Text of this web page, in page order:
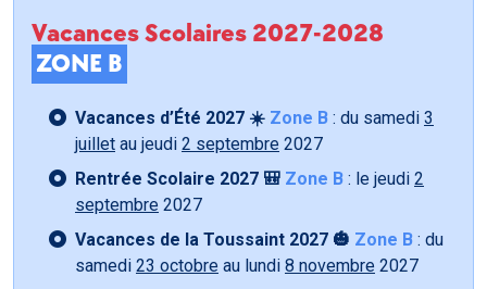
Vacances Scolaires 2027-2028
ZONE B
Vacances d’Été 2027 ☀️ Zone B : du samedi 3
juillet au jeudi 2 septembre 2027
Rentrée Scolaire 2027 🎒 Zone B : le jeudi 2
septembre 2027
Vacances de la Toussaint 2027 🎃 Zone B : du
samedi 23 octobre au lundi 8 novembre 2027